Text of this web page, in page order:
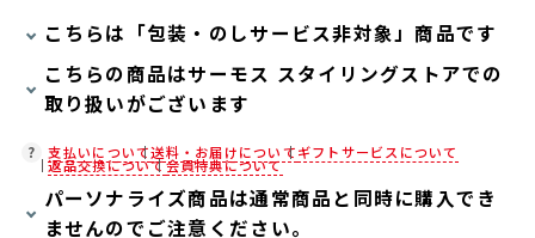
こちらは「包装・のしサービス非対象」商品です
当商品は弊社でのお包みには対応しておりませ
ん。
お客様ご自身で包装する際にお使いいただけるギ
フト用品をご用意しておりますので、セルフラッ
ピング用のギフトバッグや手提げ袋が必要な場合
こちらの商品はサーモス スタイリングストアでの
取り扱いがございます
在庫状況につきましては、各店舗までお電話にて
ご確認ください。
店舗紹介ページ
支払いについて送料・お届けについてギフトサービスについて
返品交換について会員特典について
パーソナライズ商品は通常商品と同時に購入でき
ませんのでご注意ください。